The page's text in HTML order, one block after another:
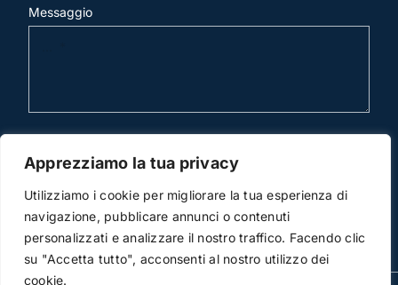
Apprezziamo la tua privacy
Utilizziamo i cookie per migliorare la tua esperienza di
navigazione, pubblicare annunci o contenuti
personalizzati e analizzare il nostro traffico. Facendo clic
su "Accetta tutto", acconsenti al nostro utilizzo dei
cookie.
Messaggio
invia mail